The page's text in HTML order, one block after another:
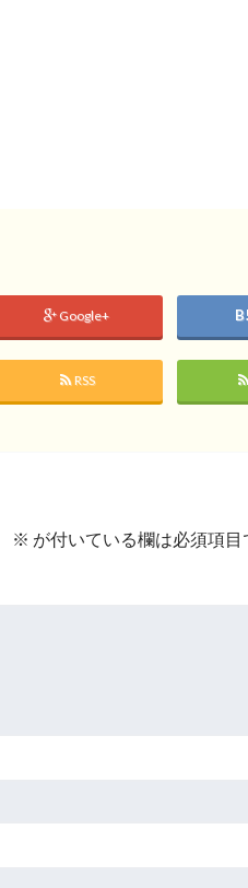
Google+
RSS
※ が付いている欄は必須項目